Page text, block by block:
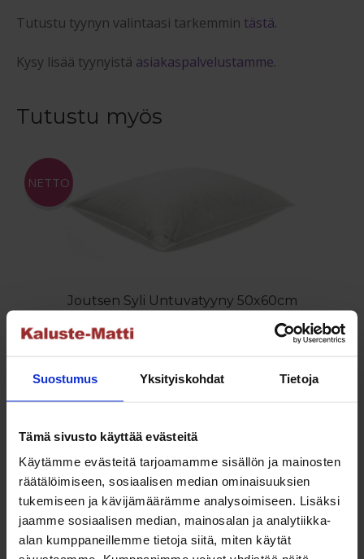
Suostumus Yksityiskohdat Tietoja
Tämä sivusto käyttää evästeitä
Käytämme evästeitä tarjoamamme sisällön ja mainosten
räätälöimiseen, sosiaalisen median ominaisuuksien
tukemiseen ja kävijämäärämme analysoimiseen. Lisäksi
jaamme sosiaalisen median, mainosalan ja analytiikka-
alan kumppaneillemme tietoja siitä, miten käytät
Tutustu tyynyn valintaasi tarkemmin tästä.
Kysy lisää tyynyistä asiakaspalvelustamme.
Tutustu myös
Joutsen Syli Untuvatyyny 50x60cm
NETTO
89.00
Hintaluokka:
139.00 €tuotteella
Voit
tehdä
valinnat
tuotteen
sivulla.
NETTO